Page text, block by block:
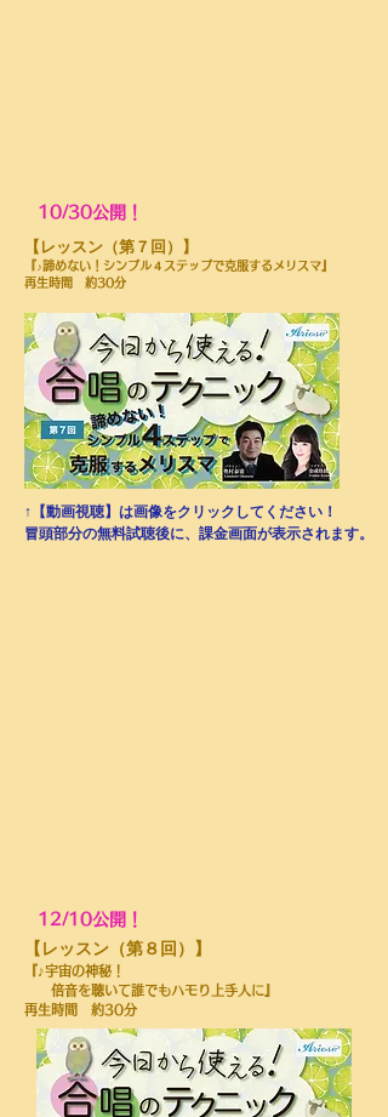
10/30公開！
​【レッスン（第７回）】
『♪諦めない！シンプル４ステップで克服するメリスマ』
再生時間 約30分
↑【動画視聴】は画像をクリックしてください！
​冒頭部分の無料試聴後に、課金画面が表示されます。
12/10公開！
​【レッスン（第８回）】
『♪宇宙の神秘！
倍音を聴いて誰でもハモり上手人に』
再生時間 約30分